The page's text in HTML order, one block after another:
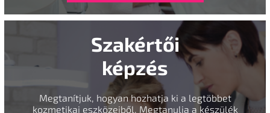
Szakértői
képzés
Megtanítjuk, hogyan hozhatja ki a legtöbbet
kozmetikai eszközeiből. Megtanulja a készülék